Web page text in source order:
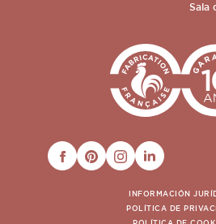
Sala
FACEBOOKPINTERESTINSTAGRAM
LINKEDIN
INFORMACIÓN
POLÍTICA DE